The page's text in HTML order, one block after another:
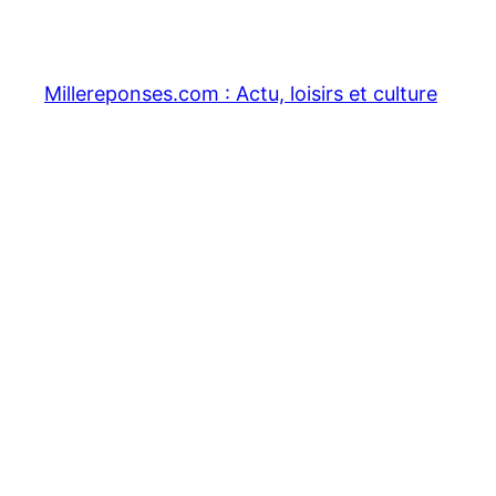
contenu
Millereponses.com : Actu, loisirs et culture